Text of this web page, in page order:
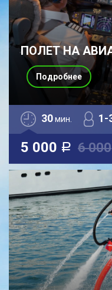
ПОЛЕТ НА
30мин. 1-
5 000 a 6 000
Подробнее